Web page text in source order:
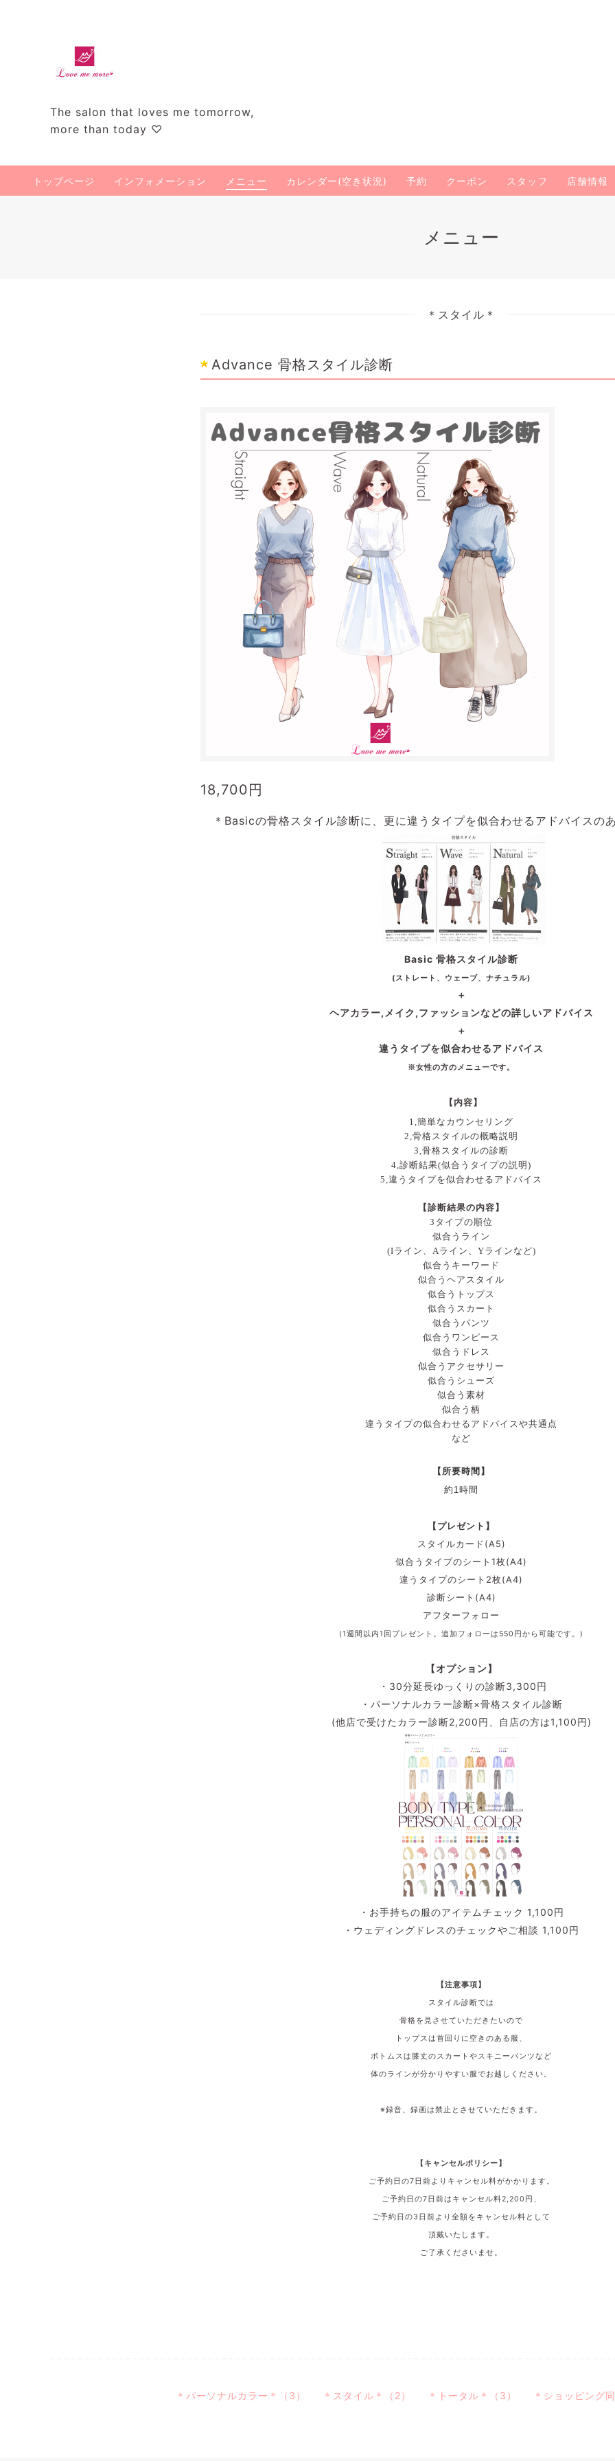
The salon that loves me tomorrow,
more than today ♡
トップページ インフォメーション メニュー カレンダー(空き状況) 予約 クーポン スタッフ 店舗情報
メニュー
＊スタイル＊
Advance 骨格スタイル診断
18,700円
＊Basicの骨格スタイル診断に 、更に違うタイプを似合わせるアドバイスの
Basic 骨格スタイル診断
(ストレート、ウェーブ、ナチュラル)
＋
ヘアカラー,メイク,ファッションなどの詳しいアドバイス
＋
違うタイプを似合わせるアドバイス
※女性の方のメニューです。
【内容】
1,簡単なカウンセリング
2,骨格スタイルの概略説明
3,骨格スタイルの診断
4,診断結果(似合うタイプの説明)
5,違うタイプを似合わせるアドバイス
【診断結果の内容】
3タイプの順位
似合うライン
(Iライン、Aライン、Yラインなど)
似合うキーワード
似合うヘアスタイル
似合うトップス
似合うスカート
似合うパンツ
似合うワンピース
似合うドレス
似合うアクセサリー
似合うシューズ
似合う素材
似合う柄
違うタイプの似合わせるアドバイスや共通点
など
【所要時間】
約1時間
【プレゼント】
スタイルカード(A5)
似合うタイプのシート1枚(A4)
違うタイプのシート2枚(A4)
診断シート(A4)
アフターフォロー
(1週間以内1回プレゼント。追加フォローは550円から可能です。)
【オプション】
・30分延長ゆっくりの診断3,300円
・パーソナルカラー診断×骨格スタイル診断
(他店で受けたカラー診断2,200円、自店の方は1,100円)
・お手持ちの服のアイテムチェック 1,100円
・ウェディングドレスのチェックやご相談 1,100円
【注意事項】
スタイル診断では
骨格を見させていただきたいので
トップスは首回りに空きのある服、
ボトムスは膝丈のスカートやスキニーパンツなど
体のラインが分かりやすい服でお越しください。
※録音、録画は禁止とさせていただきます。
【キャンセルポリシー】
ご予約日の7日前よりキャンセル料がかかります。
ご予約日の7日 前はキャンセル料2,200 円、
ご予約日の3 日前より全額をキャンセル料として
頂戴いたします。
ご了承くださいませ。
＊パーソナルカラー＊（3） ＊スタイル＊（2） ＊トータル＊（3） ＊ショッピング